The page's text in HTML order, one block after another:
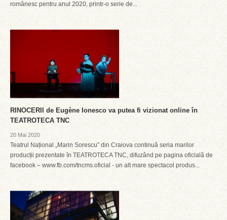
românesc pentru anul 2020, printr-o serie de...
RINOCERII de Eugène Ionesco va putea fi vizionat online în
TEATROTECA TNC
20 Mai 2020
Teatrul Național „Marin Sorescu” din Craiova continuă seria marilor
producții prezentate în TEATROTECA TNC, difuzând pe pagina oficială de
facebook – www.fb.com/tncms.oficial - un alt mare spectacol produs...